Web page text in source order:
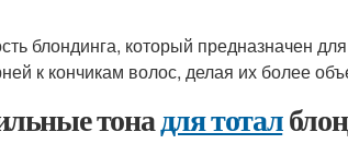
блондинга, который предназначен
к кончикам волос, делая их более
тонадля тотал